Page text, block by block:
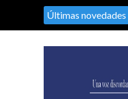
Últimas novedades